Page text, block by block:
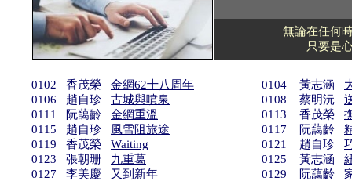
無論在任何
只要是
0102 香茂榮 金網62十八周年
0106 趙自珍 古城與噴泉
0111 阮藹齡 金網重溫
0115 趙自珍
風雪阻旅途
0119 香茂榮 Waiting
0123 張朝珊 九重葛
0127 李美慶
又到新年
0104 黃志涵
0108 蔡明沅
0113 香茂榮
0117 阮藹齡
0121 趙自珍
0125 黃志涵
0129 阮藹齡